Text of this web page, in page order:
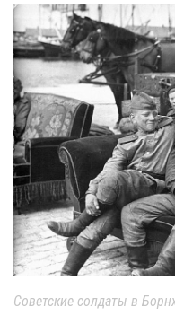
Советские солдаты в